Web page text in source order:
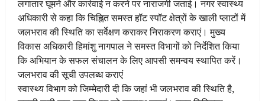
लगातार घूमने और कार्रवाई न करने पर नाराजगी जताई। नगर स्वास्थ्य
अधिकारी से कहा कि चिह्नित समस्त हॉट स्पॉट क्षेत्रों के खाली प्लाटों में
जलभराव की स्थिति का सर्वेक्षण कराकर निराकरण कराएं। मुख्य
विकास अधिकारी हिमांशु नागपाल ने समस्त विभागों को निर्देशित किया
कि अभियान के सफल संचालन के लिए आपसी समन्वय स्थापित करें।
जलभराव की सूची उपलब्ध कराएं
स्वास्थ्य विभाग को जिम्मेदारी दी कि जहां भी जलभराव की स्थिति है,